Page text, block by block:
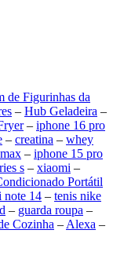
de Figurinhas da
– Hub Geladeira –
– iphone 16 pro
– creatina – whey
– iphone 15 pro
s – xiaomi –
Portátil
note 14 – tenis nike
– guarda roupa –
Cozinha – Alexa –